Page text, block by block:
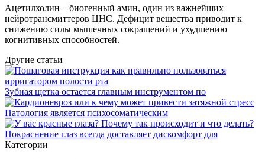
Ацетилхолин – биогенный амин, один из важнейших
нейротрансмиттеров ЦНС. Дефицит вещества приводит к
снижению силы мышечных сокращений и ухудшению
когнитивных способностей.
Другие статьи
Зубная щетка остается главным инструментом по
Патология является психосоматическим
Покраснение глаз всегда доставляет дискомфорт для
Категории